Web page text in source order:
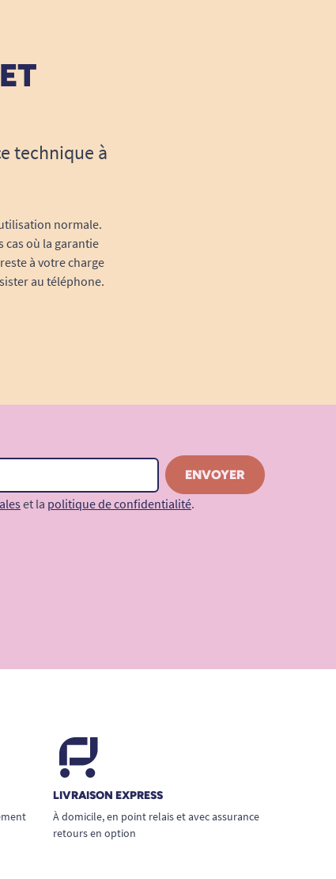
technique à
normale.
cas où la garantie
à votre charge
au téléphone.
et la politique de confidentialité.
LIVRAISON EXPRESS
À domicile, en point relais et avec assurance
retours en option